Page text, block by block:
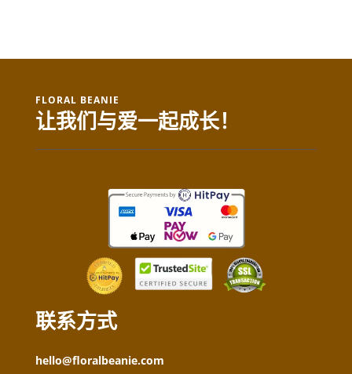
FLORAL BEANIE
让我们与爱一起成长！
联系方式
hello@floralbeanie.com